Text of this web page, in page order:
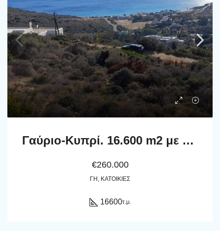
Γαύριο-Κυπρί. 16.600 m2 με 94 m2 παλιό κτίσμα με καταπληκτική θέα και αλώνι.
€260.000
ΓΗ, ΚΑΤΟΙΚΊΕΣ
16600τ.μ.